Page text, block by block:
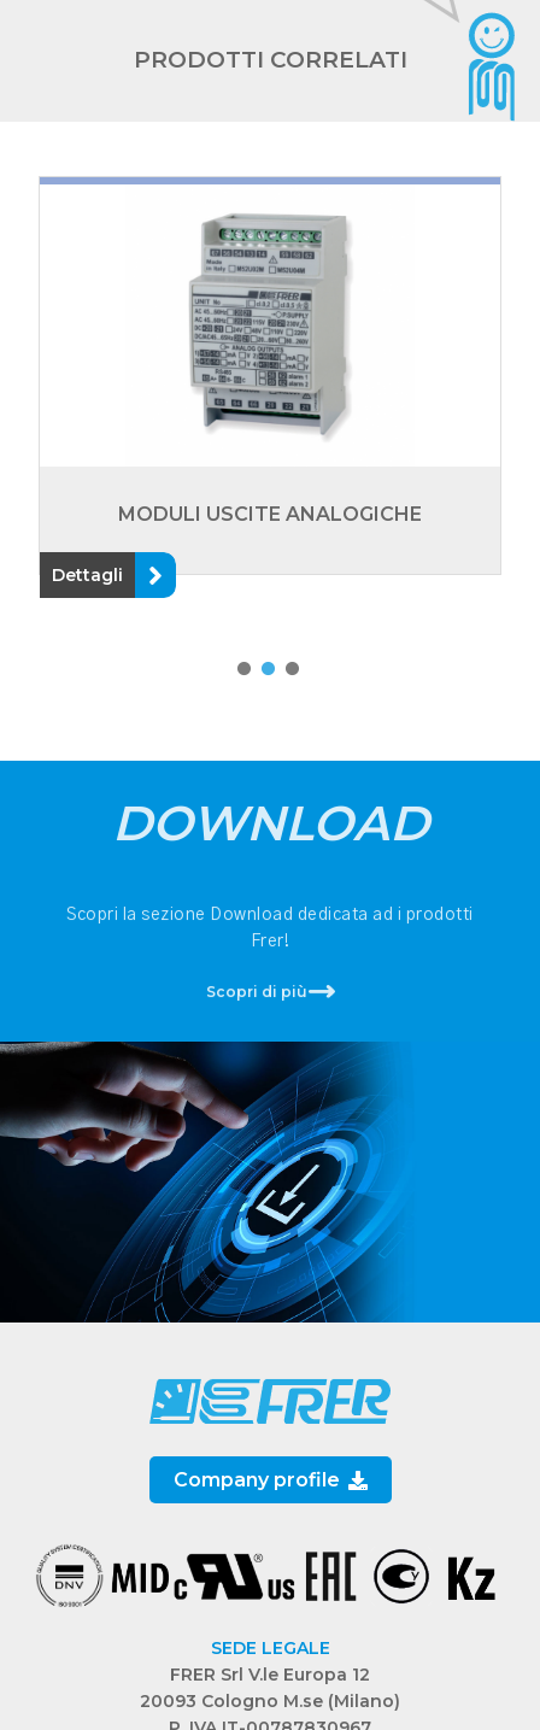
PRODOTTI CORRELATI
MODULI USCITE ANALOGICHE
Dettagli
DOWNLOAD
Scopri la sezione Download dedicata ad i prodotti
Frer!
Scopri di più
Company profile
SEDE LEGALE
FRER Srl V.le Europa 12
20093 Cologno M.se (Milano)